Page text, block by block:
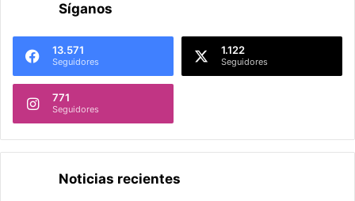
Síganos
13.571
Seguidores
1.122
Seguidores
771
Seguidores
Noticias recientes